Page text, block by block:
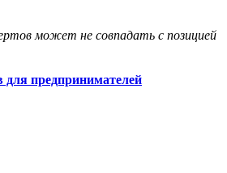
может не совпадать с позицией
предпринимателей